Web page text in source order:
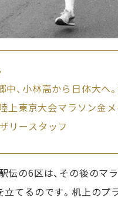
中、小林高から日体大
上東京大会マラソン金
リースタッフ
伝の6区は、その後のマ
立てるのです。机上の